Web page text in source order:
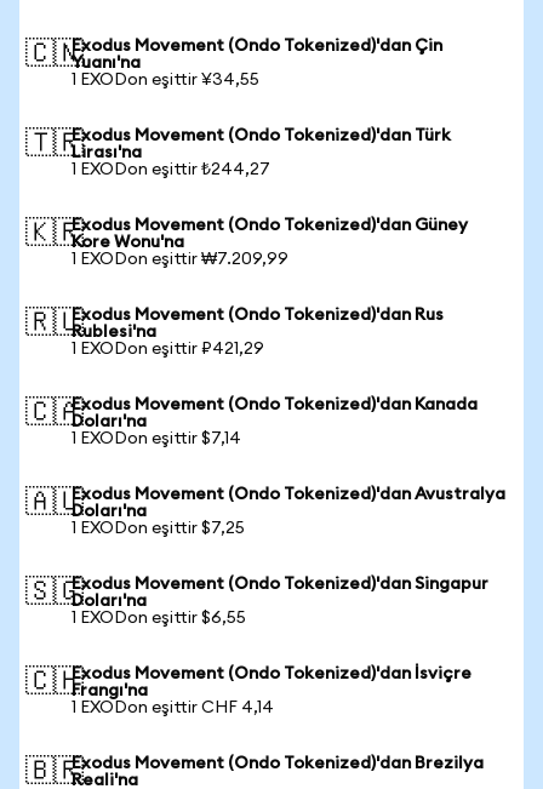
🇨🇳Exodus Movement (Ondo Tokenized)'dan Çin
Yuanı'na
1 EXODon eşittir ¥34,55
🇹🇷Exodus Movement (Ondo Tokenized)'dan Türk
Lirası'na
1 EXODon eşittir ₺244,27
🇰🇷Exodus Movement (Ondo Tokenized)'dan Güney
Kore Wonu'na
1 EXODon eşittir ₩7.209,99
🇷🇺Exodus Movement (Ondo Tokenized)'dan Rus
Rublesi'na
1 EXODon eşittir ₽421,29
🇨🇦Exodus Movement (Ondo Tokenized)'dan Kanada
Doları'na
1 EXODon eşittir $7,14
🇦🇺Exodus Movement (Ondo Tokenized)'dan Avustralya
Doları'na
1 EXODon eşittir $7,25
🇸🇬Exodus Movement (Ondo Tokenized)'dan Singapur
Doları'na
1 EXODon eşittir $6,55
🇨🇭Exodus Movement (Ondo Tokenized)'dan İsviçre
Frangı'na
1 EXODon eşittir CHF 4,14
🇧🇷Exodus Movement (Ondo Tokenized)'dan Brezilya
Reali'na